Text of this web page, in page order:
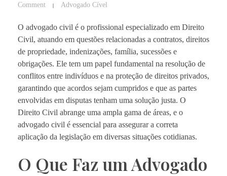
Comment
Advogado Cível
O advogado civil é o profissional especializado em Direito
Civil, atuando em questões relacionadas a contratos, direitos
de propriedade, indenizações, família, sucessões e
obrigações. Ele tem um papel fundamental na resolução de
conflitos entre indivíduos e na proteção de direitos privados,
garantindo que acordos sejam cumpridos e que as partes
envolvidas em disputas tenham uma solução justa. O
Direito Civil abrange uma ampla gama de áreas, e o
advogado civil é essencial para assegurar a correta
aplicação da legislação em diversas situações cotidianas.
O Que Faz um Advogado